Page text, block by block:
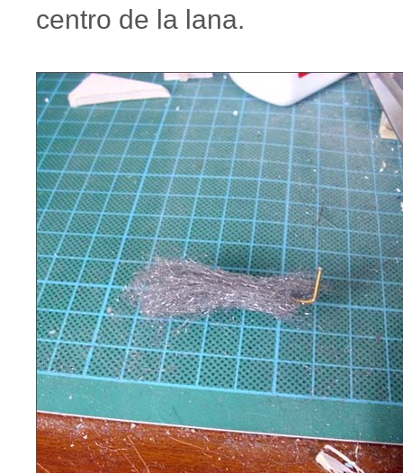
centro de la lana.